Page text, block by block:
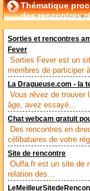
Thématique
des rencontres
Sorties et rencontres
Fever
Sorties Fever est un
membres de participer
La Dragueuse.com - la
Vous rêvez de trouver
âge, avez essayé...
Chat webcam gratuit
Des rencontres en
célibataires de votre
Site de rencontre
Oulfa.fr est un site de
relation des...